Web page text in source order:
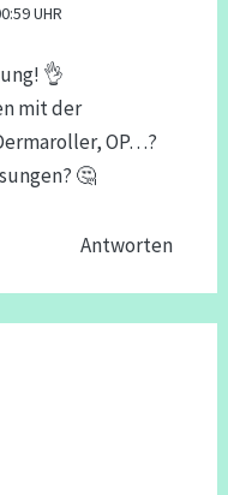
UHR
👌
mit der
OP…?
🤔
Antworten